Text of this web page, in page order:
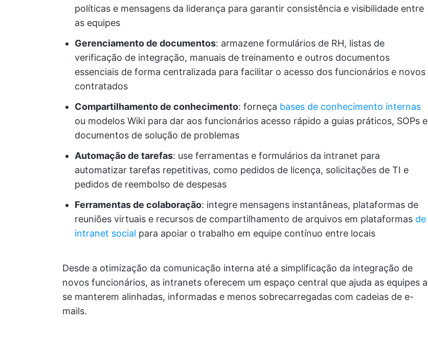
políticas e mensagens da liderança para garantir consistência e visibilidade entre
as equipes
Gerenciamento de documentos: armazene formulários de RH, listas de
verificação de integração, manuais de treinamento e outros documentos
essenciais de forma centralizada para facilitar o acesso dos funcionários e novos
contratados
Compartilhamento de conhecimento: forneça bases de conhecimento internas
ou modelos Wiki para dar aos funcionários acesso rápido a guias práticos, SOPs e
documentos de solução de problemas
Automação de tarefas: use ferramentas e formulários da intranet para
automatizar tarefas repetitivas, como pedidos de licença, solicitações de TI e
pedidos de reembolso de despesas
Ferramentas de colaboração: integre mensagens instantâneas, plataformas de
reuniões virtuais e recursos de compartilhamento de arquivos em plataformas de
intranet social para apoiar o trabalho em equipe contínuo entre locais
Desde a otimização da comunicação interna até a simplificação da integração de
novos funcionários, as intranets oferecem um espaço central que ajuda as equipes a
se manterem alinhadas, informadas e menos sobrecarregadas com cadeias de e-
mails.